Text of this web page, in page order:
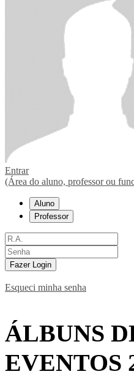
Entrar
(Área do aluno, professor ou
Aluno
Professor
Fazer Login
Esqueci minha senha
ÁLBUNS
EVENTOS